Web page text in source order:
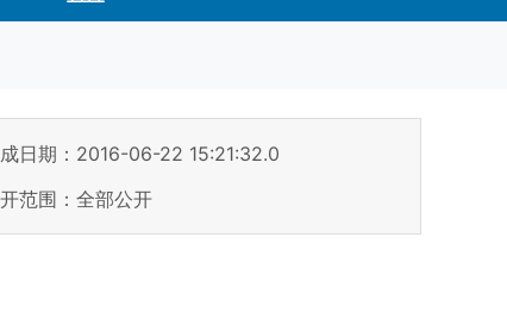
日期：2016-06-22 15:21:32.0
范围：全部公开